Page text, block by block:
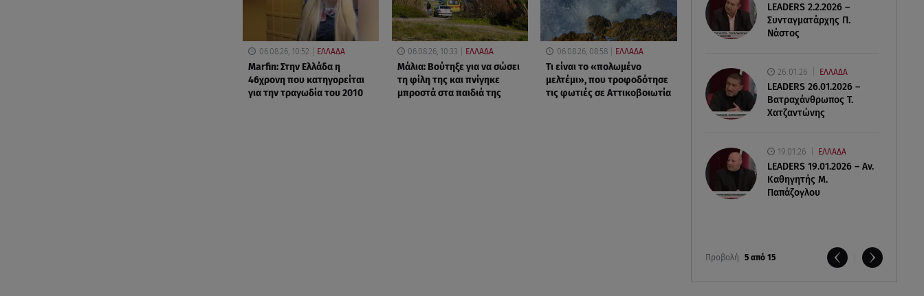
LEADERS 2.2.2026 –
Συνταγματάρχης Π.
Νάστος
26.01.26 ΕΛΛΑΔΑ
LEADERS 26.01.2026 –
Βατραχάνθρωπος Τ.
Χατζαντώνης
19.01.26 ΕΛΛΑΔΑ
LEADERS 19.01.2026 – Αν.
Καθηγητής Μ.
Παπάζογλου
Προβολή 5 από 15
06.08.26, 10:52 ΕΛΛΑΔΑ
Marfin: Στην Ελλάδα η
46χρονη που κατηγορείται
για την τραγωδία του 2010
06.08.26, 10:33 ΕΛΛΑΔΑ
Μάλια: Βούτηξε για να σώσει
τη φίλη της και πνίγηκε
μπροστά στα παιδιά της
06.08.26, 08:58 ΕΛΛΑΔΑ
Τι είναι το «πολωμένο
μελτέμι», που τροφοδότησε
τις φωτιές σε Αττικοβοιωτία